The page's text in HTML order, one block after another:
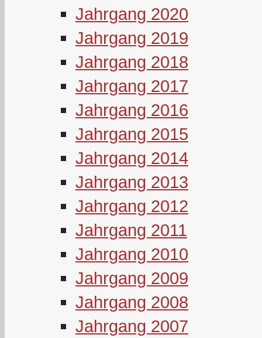
Jahrgang 2020
Jahrgang 2019
Jahrgang 2018
Jahrgang 2017
Jahrgang 2016
Jahrgang 2015
Jahrgang 2014
Jahrgang 2013
Jahrgang 2012
Jahrgang 2011
Jahrgang 2010
Jahrgang 2009
Jahrgang 2008
Jahrgang 2007